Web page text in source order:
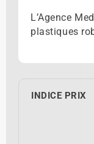
L’Agence
plastiques
INDICE PRIX